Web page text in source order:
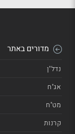
מדורים באתר
נדל"ן
אג"ח
מט"ח
קרנות